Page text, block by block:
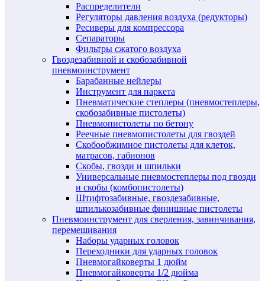
Распределители
Регуляторы давления воздуха (редукторы)
Ресиверы для компрессора
Сепараторы
Фильтры сжатого воздуха
Гвоздезабивной и скобозабивной
пневмоинструмент
Барабанные нейлеры
Инструмент для паркета
Пневматические степлеры (пневмостеплеры,
скобозабивные пистолеты)
Пневмопистолеты по бетону
Реечные пневмопистолеты для гвоздей
Скобообжимное пистолеты для клеток,
матрасов, габионов
Скобы, гвозди и шпильки
Универсальные пневмостеплеры под гвозди
и скобы (комбопистолеты)
Штифтозабивные, гвоздезабивные,
шпилькозабивные финишные пистолеты
Пневмоинструмент для сверления, завинчивания,
перемешивания
Наборы ударных головок
Переходники для ударных головок
Пневмогайковерты 1 дюйм
Пневмогайковерты 1/2 дюйма